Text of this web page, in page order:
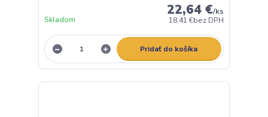
22,64 €/ks
18,41 €bez DPH
Skladom
Pridať do košíka